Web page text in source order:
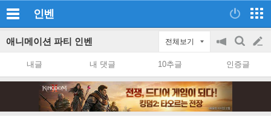
인벤
애니메이션 파티 인벤 전체보기
공
on/off
검
색
글
쓰
내글 내 댓글 10추글 인증글